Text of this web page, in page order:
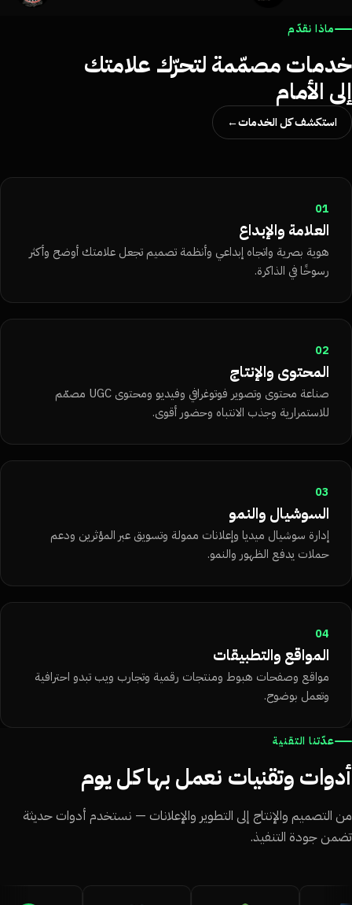
ماذا نقدّم
مصمّمة لتحرّك علامتك
الأمام
استكشف كل الخدمات→
01
العلامة والإبداع
هوية بصرية واتجاه إبداعي وأنظمة تصميم تجعل علامتك أوضح وأكثر
رسوخًا في الذاكرة.
02
المحتوى والإنتاج
صناعة محتوى وتصوير فوتوغرافي وفيديو ومحتوى UGC مصمّم
للاستمرارية وجذب الانتباه وحضور أقوى.
03
السوشيال والنمو
إدارة سوشيال ميديا وإعلانات ممولة وتسويق عبر المؤثرين ودعم
حملات يدفع الظهور والنمو.
04
المواقع والتطبيقات
مواقع وصفحات هبوط ومنتجات رقمية وتجارب ويب تبدو احترافية
وتعمل بوضوح.
عدّتنا التقنية
وتقنيات نعمل بها كل يوم
التصميم والإنتاج إلى التطوير والإعلانات — نستخدم أدوات حديثة
جودة التنفيذ.